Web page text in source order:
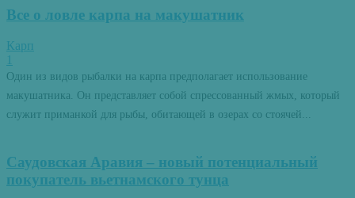
Все о ловле карпа на макушатник
Карп
1
Один из видов рыбалки на карпа предполагает использование
макушатника. Он представляет собой спрессованный жмых, который
служит приманкой для рыбы, обитающей в озерах со стоячей...
Саудовская Аравия – новый потенциальный
покупатель вьетнамского тунца